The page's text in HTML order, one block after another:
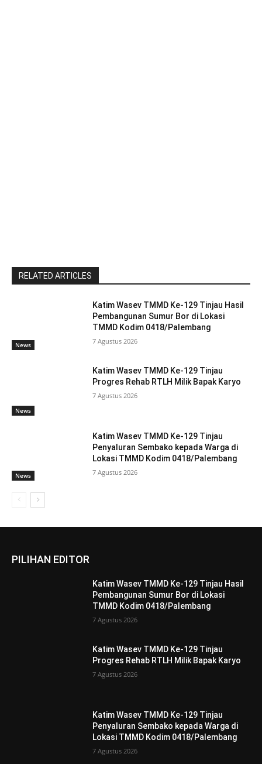
RELATED ARTICLES
News
Katim Wasev TMMD Ke-129 Tinjau Hasil
Pembangunan Sumur Bor di Lokasi
TMMD Kodim 0418/Palembang
7 Agustus 2026
News
Katim Wasev TMMD Ke-129 Tinjau
Progres Rehab RTLH Milik Bapak Karyo
7 Agustus 2026
News
Katim Wasev TMMD Ke-129 Tinjau
Penyaluran Sembako kepada Warga di
Lokasi TMMD Kodim 0418/Palembang
7 Agustus 2026
PILIHAN EDITOR
Katim Wasev TMMD Ke-129 Tinjau Hasil
Pembangunan Sumur Bor di Lokasi
TMMD Kodim 0418/Palembang
7 Agustus 2026
Katim Wasev TMMD Ke-129 Tinjau
Progres Rehab RTLH Milik Bapak Karyo
7 Agustus 2026
Katim Wasev TMMD Ke-129 Tinjau
Penyaluran Sembako kepada Warga di
Lokasi TMMD Kodim 0418/Palembang
7 Agustus 2026